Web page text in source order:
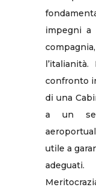
impegni a
confronto
di una
a un
utile a
adeguati.